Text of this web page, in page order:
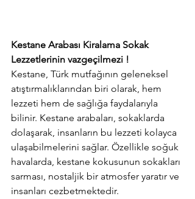
Kestane Arabası Kiralama Sokak
Lezzetlerinin vazgeçilmezi !
Kestane, Türk mutfağının geleneksel
atıştırmalıklarından biri olarak, hem
lezzeti hem de sağlığa faydalarıyla
bilinir. Kestane arabaları, sokaklarda
dolaşarak, insanların bu lezzeti kolayca
ulaşabilmelerini sağlar. Özellikle soğuk
havalarda, kestane kokusunun sokakları
sarması, nostaljik bir atmosfer yaratır ve
insanları cezbetmektedir.